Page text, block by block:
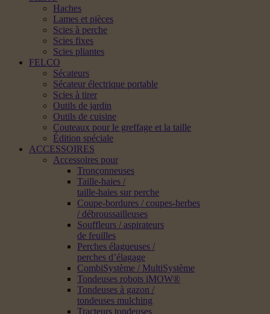
Haches
Lames et pièces
Scies à perche
Scies fixes
Scies pliantes
FELCO
Sécateurs
Sécateur électrique portable
Scies à tirer
Outils de jardin
Outils de cuisine
Couteaux pour le greffage et la taille
Édition spéciale
ACCESSOIRES
Accessoires pour
Tronçonneuses
Taille-haies /
taille-haies sur perche
Coupe-bordures / coupes-herbes
/ débroussailleuses
Souffleurs / aspirateurs
de feuilles
Perches élagueuses /
perches d’élagage
CombiSystème / MultiSystème
Tondeuses robots iMOW®
Tondeuses à gazon /
tondeuses mulching
Tracteurs tondeuses